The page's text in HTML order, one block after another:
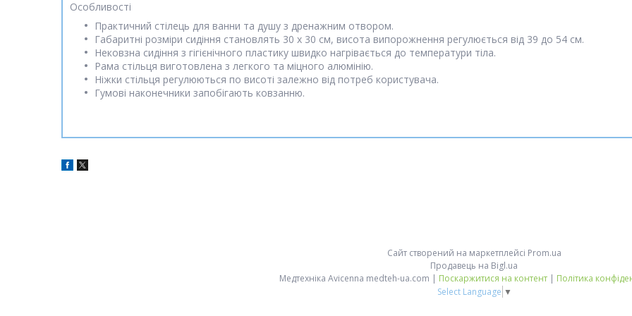
Особливості
Практичний стілець для ванни та душу з дренажним отвором.
Габаритні розміри сидіння становлять 30 х 30 см, висота випорожнення регулюється від 39 до 54 см.
Нековзна сидіння з гігієнічного пластику швидко нагрівається до температури тіла.
Рама стільця виготовлена з легкого та міцного алюмінію.
Ніжки стільця регулюються по висоті залежно від потреб користувача.
Гумові наконечники запобігають ковзанню.
Сайт створений на маркетплейсі Prom.ua
Продавець на Bigl.ua
Медтехніка Avicenna medteh-ua.com | Поскаржитися на контент | Політика
Select Language ▼